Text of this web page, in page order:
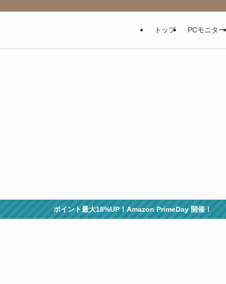
トップ PCモニター
ポイント最大18%UP！Amazon PrimeDay 開催！